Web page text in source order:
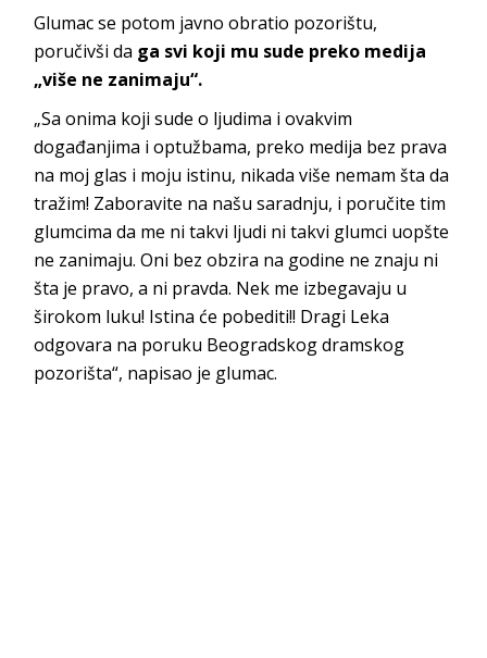
Glumac se potom javno obratio pozorištu,
poručivši da ga svi koji mu sude preko medija
„više ne zanimaju“.
„Sa onima koji sude o ljudima i ovakvim
događanjima i optužbama, preko medija bez prava
na moj glas i moju istinu, nikada više nemam šta da
tražim! Zaboravite na našu saradnju, i poručite tim
glumcima da me ni takvi ljudi ni takvi glumci uopšte
ne zanimaju. Oni bez obzira na godine ne znaju ni
šta je pravo, a ni pravda. Nek me izbegavaju u
širokom luku! Istina će pobediti!! Dragi Leka
odgovara na poruku Beogradskog dramskog
pozorišta“, napisao je glumac.